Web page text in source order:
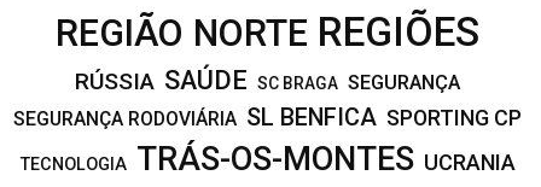
REGIÃO NORTE REGIÕES
RÚSSIA SAÚDE SC BRAGA SEGURANÇA
SEGURANÇA RODOVIÁRIA SL BENFICA SPORTING CP
TECNOLOGIA TRÁS-OS-MONTES UCRANIA